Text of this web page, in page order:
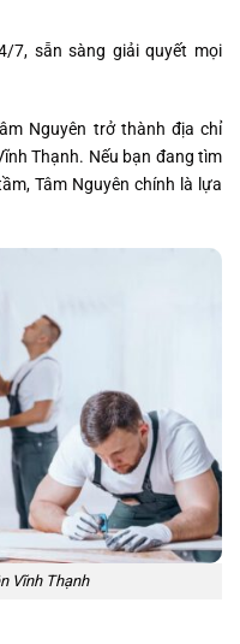
7, sẵn sàng giải quyết mọi
Nguyên trở thành địa chỉ
Thạnh. Nếu bạn đang tìm
Tâm Nguyên chính là lựa
Vĩnh Thạnh